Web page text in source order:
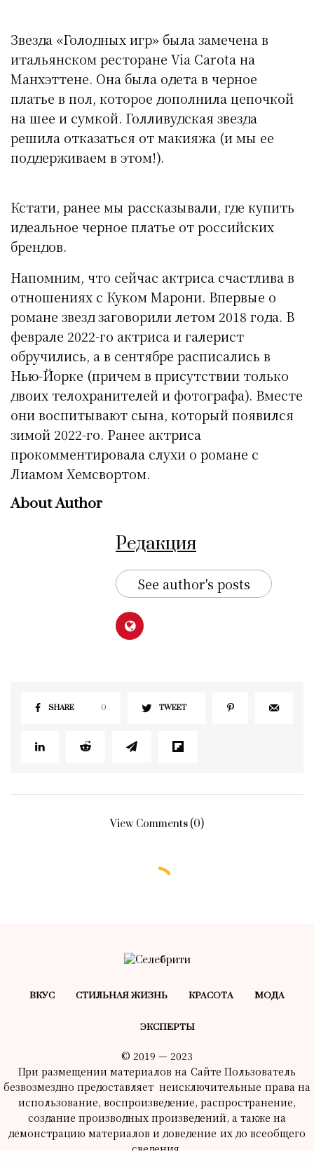
Звезда «Голодных игр» была замечена в
итальянском ресторане Via Carota на
Манхэттене. Она была одета в черное
платье в пол, которое дополнила цепочкой
на шее и сумкой. Голливудская звезда
решила отказаться от макияжа (и мы ее
поддерживаем в этом!).
Кстати, ранее мы рассказывали, где купить
идеальное черное платье от российских
брендов.
Напомним, что сейчас актриса счастлива в
отношениях с Куком Марони. Впервые о
романе звезд заговорили летом 2018 года. В
феврале 2022-го актриса и галерист
обручились, а в сентябре расписались в
Нью-Йорке (причем в присутствии только
двоих телохранителей и фотографа). Вместе
они воспитывают сына, который появился
зимой 2022-го. Ранее актриса
прокомментировала слухи о романе с
Лиамом Хемсвортом.
About Author
Редакция
See author's posts
SHARE 0 TWEET
View Comments (0)
Екатерина Величкина и другие
звезды»